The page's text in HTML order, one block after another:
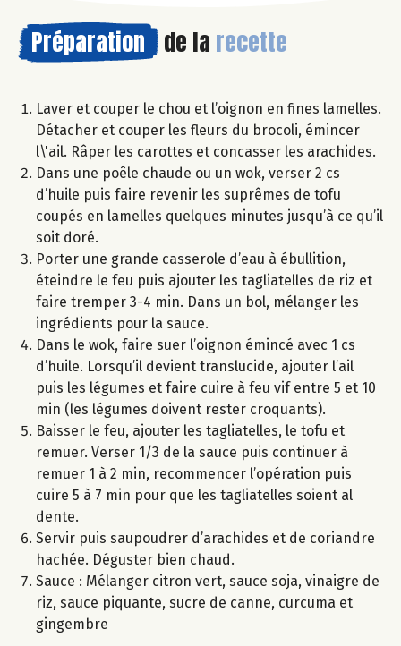
Préparation de la recette
Laver et couper le chou et l’oignon en fines lamelles.
Détacher et couper les fleurs du brocoli, émincer
l\'ail. Râper les carottes et concasser les arachides.
Dans une poêle chaude ou un wok, verser 2 cs
d’huile puis faire revenir les suprêmes de tofu
coupés en lamelles quelques minutes jusqu’à ce qu’il
soit doré.
Porter une grande casserole d’eau à ébullition,
éteindre le feu puis ajouter les tagliatelles de riz et
faire tremper 3-4 min. Dans un bol, mélanger les
ingrédients pour la sauce.
Dans le wok, faire suer l’oignon émincé avec 1 cs
d’huile. Lorsqu’il devient translucide, ajouter l’ail
puis les légumes et faire cuire à feu vif entre 5 et 10
min (les légumes doivent rester croquants).
Baisser le feu, ajouter les tagliatelles, le tofu et
remuer. Verser 1/3 de la sauce puis continuer à
remuer 1 à 2 min, recommencer l’opération puis
cuire 5 à 7 min pour que les tagliatelles soient al
dente.
Servir puis saupoudrer d’arachides et de coriandre
hachée. Déguster bien chaud.
Sauce : Mélanger citron vert, sauce soja, vinaigre de
riz, sauce piquante, sucre de canne, curcuma et
gingembre